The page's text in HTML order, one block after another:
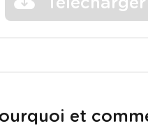
Télécharger
et